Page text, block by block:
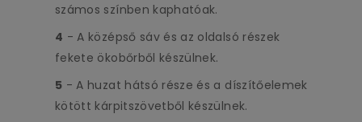
számos színben kaphatóak.
4 - A középső sáv és az oldalsó részek
fekete ökobőrből készülnek.
5 - A huzat hátsó része és a díszítőelemek
kötött kárpitszövetből készülnek.